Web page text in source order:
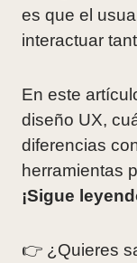
es que el
interactuar
En este
diseño UX,
diferencias
herramientas
¡Sigue
👉 ¿Quieres